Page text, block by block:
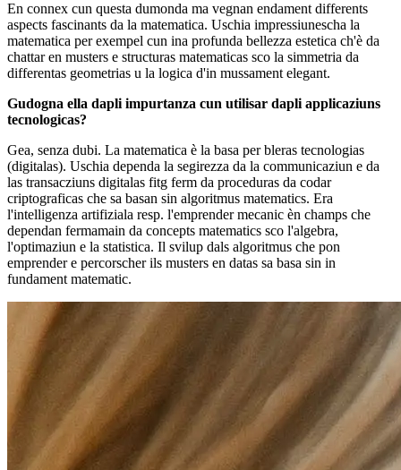
En connex cun questa dumonda ma vegnan endament differents
aspects fascinants da la matematica. Uschia impressiunescha la
matematica per exempel cun ina profunda bellezza estetica ch'è da
chattar en musters e structuras matematicas sco la simmetria da
differentas geometrias u la logica d'in mussament elegant.
Gudogna ella dapli impurtanza cun utilisar dapli applicaziuns
tecnologicas?
Gea, senza dubi. La matematica è la basa per bleras tecnologias
(digitalas). Uschia dependa la segirezza da la communicaziun e da
las transacziuns digitalas fitg ferm da proceduras da codar
criptograficas che sa basan sin algoritmus matematics. Era
l'intelligenza artifiziala resp. l'emprender mecanic èn champs che
dependan fermamain da concepts matematics sco l'algebra,
l'optimaziun e la statistica. Il svilup dals algoritmus che pon
emprender e percorscher ils musters en datas sa basa sin in
fundament matematic.